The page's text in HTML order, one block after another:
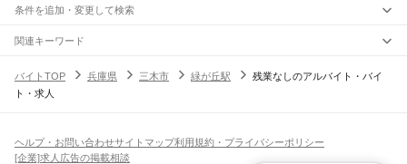
条件を追加・変更して検索
市区町村を追加・変更
兵庫県すべて
神戸市
西脇市宝塚市三木市高砂市川西市小野市三田市加西市丹波篠山市
駅を追加・変更
JR神戸線(神戸～姫路)
職種を追加・変更
飲食・フードサービスすべて
ホールスタッフキッチンスタッフ
人気
関連キーワード
バイトTOP
兵庫県 三木市 緑が丘駅
残業なしのアルバイト・バイ
ト・求人
ヘルプ・お問い合わせサイトマップ利用規約・プライバシーポリシー
[企業]求人広告の掲載相談